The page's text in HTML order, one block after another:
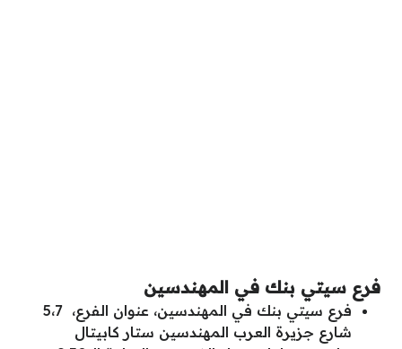
فرع سيتي بنك في المهندسين
فرع سيتي بنك في المهندسين، عنوان الفرع، 5،7
شارع جزيرة العرب المهندسين ستار كابيتال